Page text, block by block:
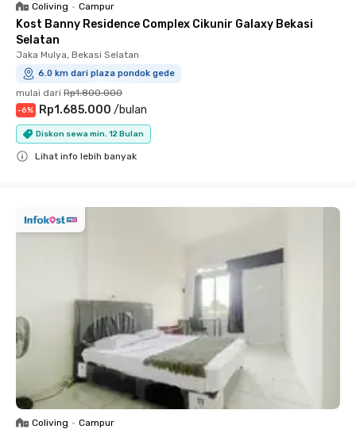
Coliving • Campur
Kost Banny Residence Complex Cikunir Galaxy Bekasi
Selatan
Jaka Mulya, Bekasi Selatan
6.0 km dari plaza pondok gede
mulai dari Rp1.800.000
-6% Rp1.685.000 /bulan
Diskon sewa min. 12 Bulan
Lihat info lebih banyak
Coliving • Campur